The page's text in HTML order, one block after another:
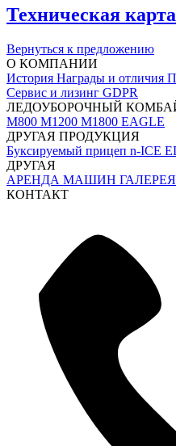
Техническая карта
Вернуться к предложению
О КОМПАНИИ
История Награды и отличия
Сервис и лизинг GDPR
ЛЕДОУБОРОЧНЫЙ
M800 M1200 M1800 EAGLE
ДРУГАЯ ПРОДУКЦИЯ
Буксируемый прицеп n-ICE
ДРУГАЯ
АРЕНДА МАШИН ГАЛЕРЕЯ
КОНТАКТ